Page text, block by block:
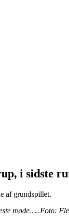
i sidste
møde…..Foto: